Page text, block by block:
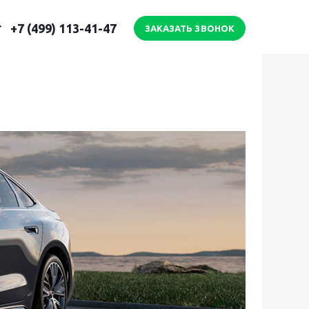
+7 (499) 113-41-47 ЗАКАЗАТЬ ЗВОНОК